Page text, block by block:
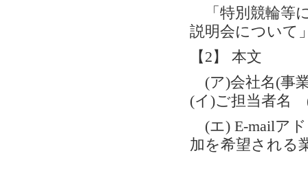
「特別競輪等
説明会について
【2】 本文
(ア)会社名(事
(イ)ご担当者名
(エ) E-mailア
加を希望される